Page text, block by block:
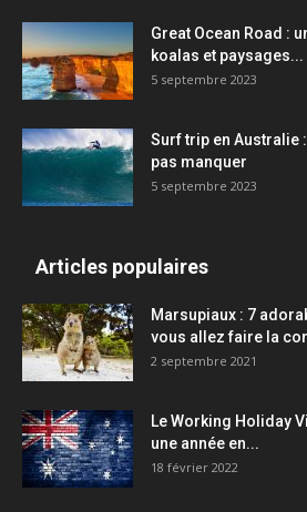
Great Ocean Road :
koalas et paysages...
5 septembre 2023
Surf trip en Australie
pas manquer
5 septembre 2023
Articles populaires
Marsupiaux : 7
vous allez faire la
2 septembre 2021
Le Working Holiday
une année en...
18 février 2022